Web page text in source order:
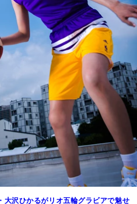
大沢ひかるがリオ五輪グラビアで魅せ